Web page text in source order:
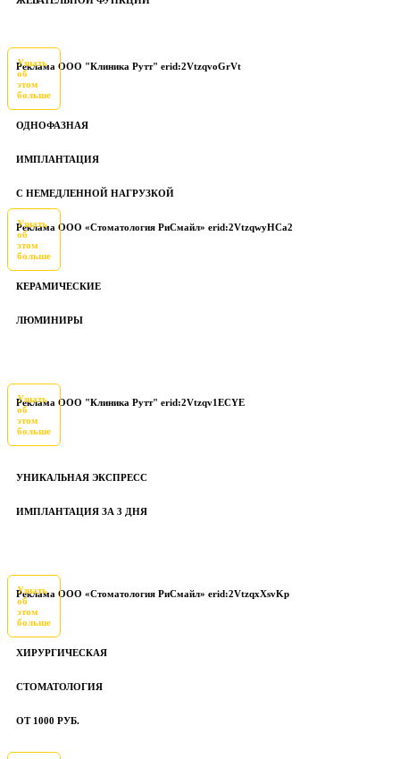
Реклама ООО "Клиника Рутт" erid:2VtzqvoGrVt
Узнать
об
этом
больше
ОДНОФАЗНАЯ
ИМПЛАНТАЦИЯ
С НЕМЕДЛЕННОЙ НАГРУЗКОЙ
Реклама ООО «Стоматология РиСмайл» erid:2VtzqwyHCa2
Узнать
об
этом
больше
КЕРАМИЧЕСКИЕ
ЛЮМИНИРЫ
Реклама ООО "Клиника Рутт" erid:2Vtzqv1ECYE
Узнать
об
этом
больше
УНИКАЛЬНАЯ ЭКСПРЕСС
ИМПЛАНТАЦИЯ ЗА 3 ДНЯ
Реклама ООО «Стоматология РиСмайл» erid:2VtzqxXsvKp
Узнать
об
этом
больше
ХИРУРГИЧЕСКАЯ
СТОМАТОЛОГИЯ
ОТ 1000 РУБ.